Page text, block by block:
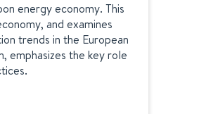
energy economy. This
and examines
trends in the European
emphasizes the key role